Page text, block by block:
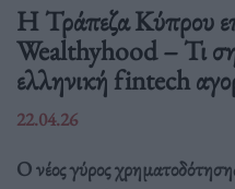
Η Τράπεζα Κύπρου
Wealthyhood – Τι
ελληνική fintech
22.04.26
Ο νέος γύρος